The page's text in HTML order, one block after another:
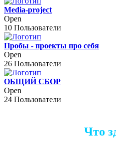
Media-project
Open
10 Пользователи
Пробы - проекты про себя
Open
26 Пользователи
ОБЩИЙ СБОР
Open
24 Пользователи
Что